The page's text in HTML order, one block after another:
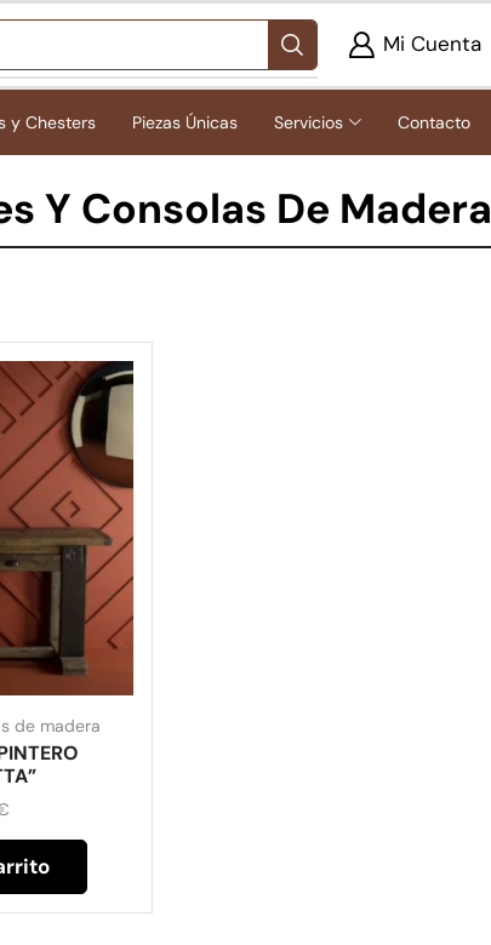
Mi Cuenta
y Chesters Piezas Únicas Servicios Contacto
Y Consolas De Madera
de madera